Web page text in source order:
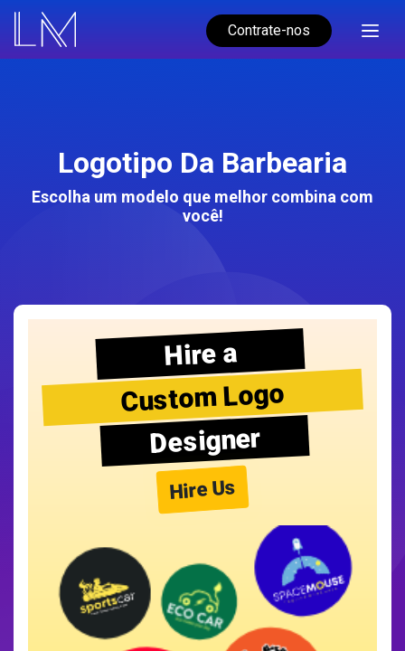
Contrate-nos
Logotipo Da Barbearia
Escolha um modelo que melhor combina com
você!
Hire a
Custom Logo
Designer
Hire Us